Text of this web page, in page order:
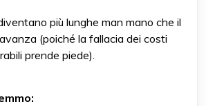
più lunghe man mano che il
(poiché la fallacia dei costi
prende piede).